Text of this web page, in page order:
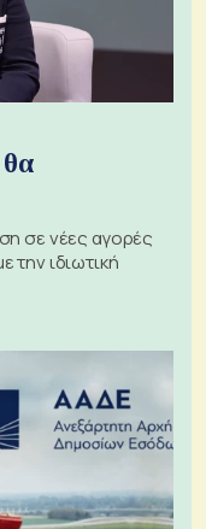
θα
σε νέες αγορές
την ιδιωτική